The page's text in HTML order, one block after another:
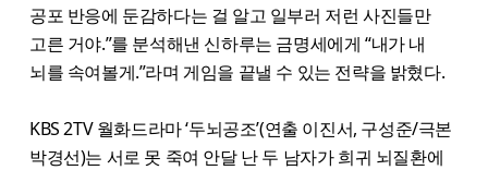
공포 반응에 둔감하다는 걸 알고 일부러 저런 사진들만
고른 거야.”를 분석해낸 신하루는 금명세에게 “내가 내
뇌를 속여볼게.”라며 게임을 끝낼 수 있는 전략을 밝혔다.
KBS 2TV 월화드라마 ‘두뇌공조’(연출 이진서, 구성준/극본
박경선)는 서로 못 죽여 안달 난 두 남자가 희귀 뇌질환에